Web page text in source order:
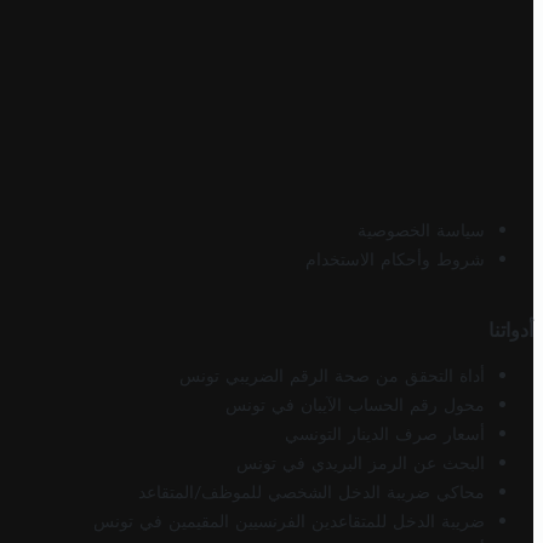
سياسة الخصوصية
شروط وأحكام الاستخدام
أدواتنا
أداة التحقق من صحة الرقم الضريبي تونس
محول رقم الحساب الآيبان في تونس
أسعار صرف الدينار التونسي
البحث عن الرمز البريدي في تونس
محاكي ضريبة الدخل الشخصي للموظف/المتقاعد
ضريبة الدخل للمتقاعدين الفرنسيين المقيمين في تونس